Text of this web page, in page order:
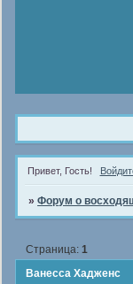
Привет, Гость!
»Форум о
Ванесса Хадженс
Страница:1